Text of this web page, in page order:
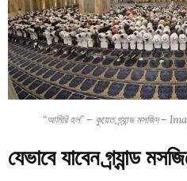
“আমিরি হল” – কুয়েত গ্র্যান্ড মসজিদ
যেভাবে যাবেন গ্র্যান্ড